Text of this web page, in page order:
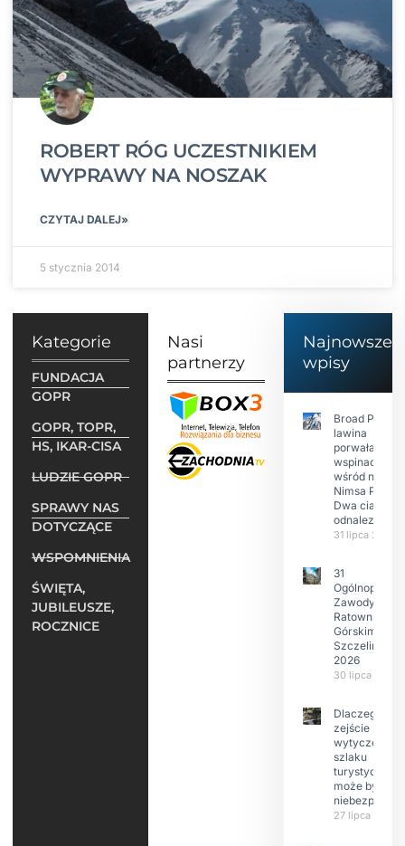
ROBERT RÓG UCZESTNIKIEM
WYPRAWY NA NOSZAK
CZYTAJ DALEJ»
5 stycznia 2014
Kategorie
FUNDACJA
GOPR
GOPR, TOPR,
HS, IKAR-CISA
LUDZIE GOPR
SPRAWY NAS
DOTYCZĄCE
WSPOMNIENIA
ŚWIĘTA,
JUBILEUSZE,
ROCZNICE
Nasi
partnerzy
Najnowsze
wpisy
Broad Peak:
lawina
porwała 10
wspinaczy,
wśród nich
Nimsa Purję.
Dwa ciała
odnalezione.
31 lipca 2026
31
Ogólnopolskie
Zawody w
Ratownictwie
Górskim –
Szczeliniec
2026
30 lipca 2026
Dlaczego
zejście z
wytyczonego
szlaku
może być
27 lipca 2026